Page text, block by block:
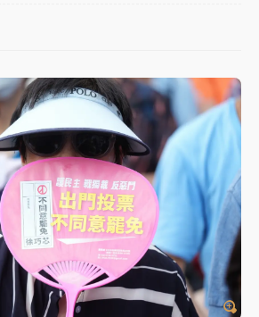
圈逼近！新北淡水赫見龍捲風 榕樹
了！中部以北防豪雨 今晚、明天影
水門只出不進 未移置車輛最高罰